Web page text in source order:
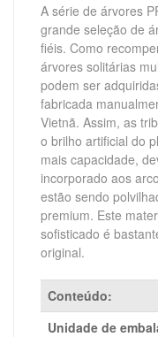
A série de árvores
grande seleção de
fiéis. Como
árvores solitárias
podem ser
fabricada
Vietnã. Assim, as
o brilho artificial do
mais capacidade,
incorporado aos
estão sendo
premium. Este
sofisticado é
original.
Conteúdo:
Unidade de